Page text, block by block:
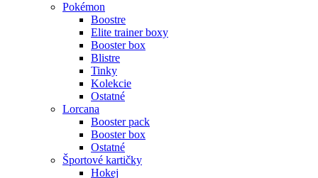
Pokémon
Boostre
Elite trainer boxy
Booster box
Blistre
Tinky
Kolekcie
Ostatné
Lorcana
Booster pack
Booster box
Ostatné
Športové kartičky
Hokej